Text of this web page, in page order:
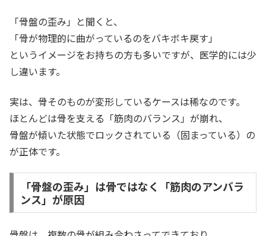
「骨盤の歪み」と聞くと、
「骨が物理的に曲がっているのをバキボキ戻す」
というイメージをお持ちの方も多いですが、医学的には少
し違います。
実は、骨そのものが変形しているケースは稀なのです。
ほとんどは骨を支える「筋肉のバランス」が崩れ、
骨盤が傾いた状態でロックされている（固まっている）の
が正体です。
「骨盤の歪み」は骨ではなく「筋肉のアンバラ
ンス」が原因